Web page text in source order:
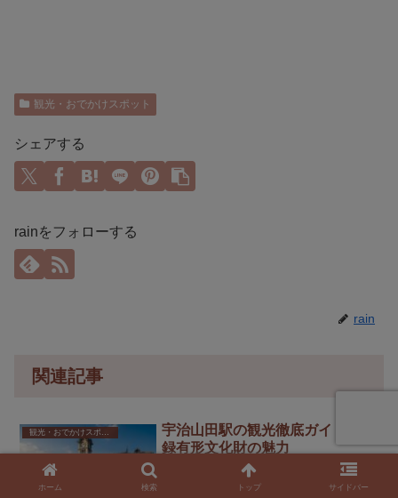
観光・おでかけスポット
シェアする
rainをフォローする
rain
関連記事
宇治山田駅の観光徹底ガイド｜登
録有形文化財の魅力
2026年最新！「宇治山田駅の観光」の魅
力を徹底解説。登録有形文化財に指定さ
ホーム 検索 トップ サイドバー